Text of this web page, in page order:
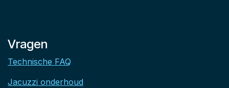
Vragen
Technische FAQ
Jacuzzi onderhoud